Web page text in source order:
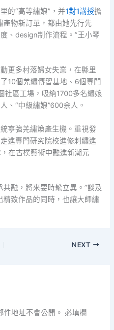
的“高等繡娘”，并1對1講授擔
產物新訂單，都由她先行先
、design制作流程。”王小琴
更多村落婦女失業，在縣里
10個羌繡傳習基地、6個專門
社區工場，吸納1700多名繡娘
、“中級繡娘”600余人。
寧強羌繡煥產生機。重視發
進專門研究院校進修刺繡進
在古樸藝術中融進新潮元
融，將來要時髦立異。”談及
精致作品的同時，也讓大師繡
NEXT
地址不會公開。 必填欄